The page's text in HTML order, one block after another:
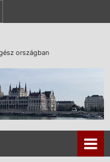
országban